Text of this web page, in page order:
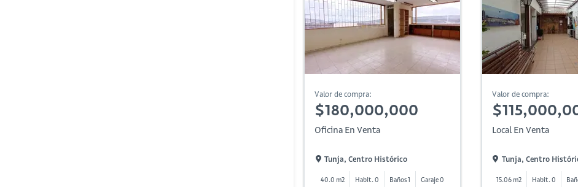
Valor de compra:
$180,000,000
Oficina En Venta
Tunja, Centro Histórico
40.0 m2 Habit. 0 Baños 1 Garaje 0
Valor de compra:
Local En Venta
Tunja, Centro
15.06 m2 Habit. 0